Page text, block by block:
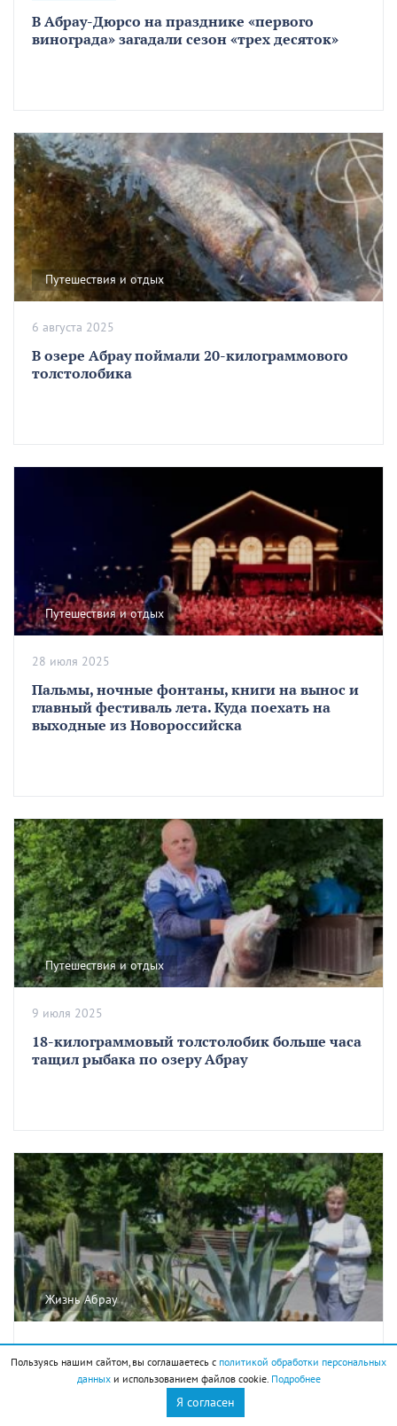
В Абрау-Дюрсо на празднике «первого
винограда» загадали сезон «трех десяток»
Путешествия и отдых
В озере Абрау поймали 20-килограммового
толстолобика
6 августа 2025
Путешествия и отдых
Пальмы, ночные фонтаны, книги на вынос и
главный фестиваль лета. Куда поехать на
выходные из Новороссийска
28 июля 2025
Путешествия и отдых
18-килограммовый толстолобик больше часа
тащил рыбака по озеру Абрау
9 июля 2025
Жизнь Абрау
Как в Абрау-Дюрсо вырастили
экпериментальный «кактусовый сад»
Пользуясь нашим сайтом, вы соглашаетесь с политикой обработки персональных
данныхи использованием файлов cookie. Подробнее
Я согласен